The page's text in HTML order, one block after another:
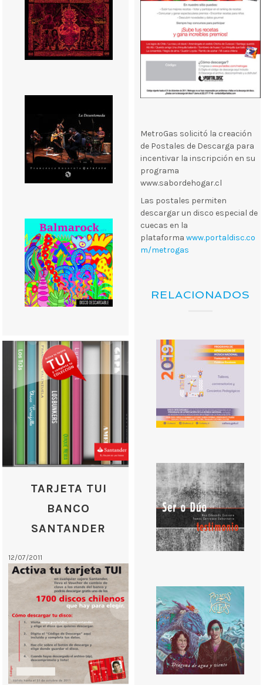
MetroGas solicitó la creación
de Postales de Descarga para
incentivar la inscripción en su
programa
www.sabordehogar.cl
Las postales permiten
descargar un disco especial de
cuecas en la
plataforma www.portaldisc.co
m/metrogas
RELACIONADOS
TARJETA TUI
BANCO
SANTANDER
12/07/2011